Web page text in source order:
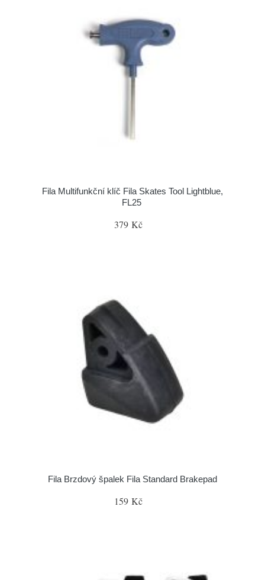
Fila Multifunkční klíč Fila Skates Tool Lightblue,
FL25
379 Kč
Fila Brzdový špalek Fila Standard Brakepad
159 Kč